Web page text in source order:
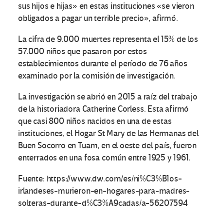
sus hijos e hijas» en estas instituciones «se vieron
obligados a pagar un terrible precio», afirmó.
La cifra de 9.000 muertes representa el 15% de los
57.000 niños que pasaron por estos
establecimientos durante el período de 76 años
examinado por la comisión de investigación.
La investigación se abrió en 2015 a raíz del trabajo
de la historiadora Catherine Corless. Esta afirmó
que casi 800 niños nacidos en una de estas
instituciones, el Hogar St Mary de las Hermanas del
Buen Socorro en Tuam, en el oeste del país, fueron
enterrados en una fosa común entre 1925 y 1961.
Fuente: https://www.dw.com/es/ni%C3%B1os-
irlandeses-murieron-en-hogares-para-madres-
solteras-durante-d%C3%A9cadas/a-56207594